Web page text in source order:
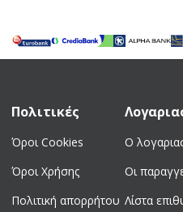
Πολιτικές
Όροι Cookies
Όροι Χρήσης
Πολιτική απορρήτου
Ο
Οι
Λίστα